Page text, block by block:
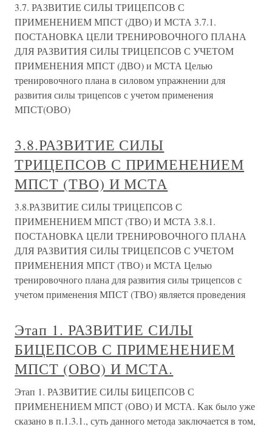
3.7. РАЗВИТИЕ СИЛЫ ТРИЦЕПСОВ С
ПРИМЕНЕНИЕМ МПСТ (ДВО) И МСТА 3.7.1.
ПОСТАНОВКА ЦЕЛИ ТРЕНИРОВОЧНОГО ПЛАНА
ДЛЯ РАЗВИТИЯ СИЛЫ ТРИЦЕПСОВ С УЧЕТОМ
ПРИМЕНЕНИЯ МПСТ (ДВО) и МСТА Целью
тренировочного плана в силовом упражнении для
развития силы трицепсов с учетом применения
МПСТ(ОВО)
3.8.РАЗВИТИЕ СИЛЫ
ТРИЦЕПСОВ С ПРИМЕНЕНИЕМ
МПСТ (ТВО) И МСТА
3.8.РАЗВИТИЕ СИЛЫ ТРИЦЕПСОВ С
ПРИМЕНЕНИЕМ МПСТ (ТВО) И МСТА 3.8.1.
ПОСТАНОВКА ЦЕЛИ ТРЕНИРОВОЧНОГО ПЛАНА
ДЛЯ РАЗВИТИЯ СИЛЫ ТРИЦЕПСОВ С УЧЕТОМ
ПРИМЕНЕНИЯ МПСТ (ТВО) и МСТА Целью
тренировочного плана для развития силы трицепсов с
учетом применения МПСТ (ТВО) является проведения
Этап 1. РАЗВИТИЕ СИЛЫ
БИЦЕПСОВ С ПРИМЕНЕНИЕМ
МПСТ (ОВО) И МСТА.
Этап 1. РАЗВИТИЕ СИЛЫ БИЦЕПСОВ С
ПРИМЕНЕНИЕМ МПСТ (ОВО) И МСТА. Как было уже
сказано в п.1.3.1., суть данного метода заключается в том,